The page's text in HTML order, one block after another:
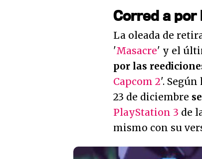
Corred a por
La oleada de
'Masacre' y el
por las
Capcom 2'.
23 de diciembre
PlayStation 3 de
mismo con su